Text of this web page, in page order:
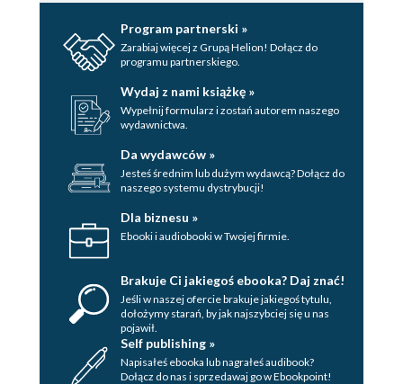
Program partnerski »
Zarabiaj więcej z Grupą Helion! Dołącz do
programu partnerskiego.
Wydaj z nami książkę »
Wypełnij formularz i zostań autorem naszego
wydawnictwa.
Da wydawców »
Jesteś średnim lub dużym wydawcą? Dołącz do
naszego systemu dystrybucji!
Dla biznesu »
Ebooki i audiobooki w Twojej firmie.
Brakuje Ci jakiegoś ebooka? Daj znać!
Jeśli w naszej ofercie brakuje jakiegoś tytulu,
dołożymy starań, by jak najszybciej się u nas
pojawił.
Self publishing »
Napisałeś ebooka lub nagrałeś audibook?
Dołącz do nas i sprzedawaj go w Ebookpoint!